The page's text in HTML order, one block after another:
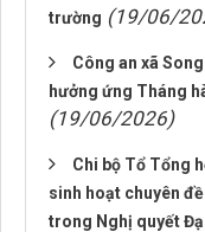
trường (19/06/
Công an xã
hưởng ứng Tháng
(19/06/2026)
Chi bộ Tổ Tổng
sinh hoạt chuyên
trong Nghị quyết